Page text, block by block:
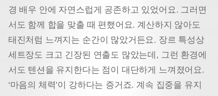
경 배우 안에 자연스럽게 공존하고 있었어요. 그러면
서도 함께 합을 맞출 때 편했어요. 계산하지 않아도
태진처럼 느껴지는 순간이 많았거든요. 장르 특성상
세트장도 크고 긴장된 연출도 많았는데, 그런 환경에
서도 텐션을 유지한다는 점이 대단하게 느껴졌어요.
‘마음의 체력’이 강하다는 증거죠. 계속 집중을 유지